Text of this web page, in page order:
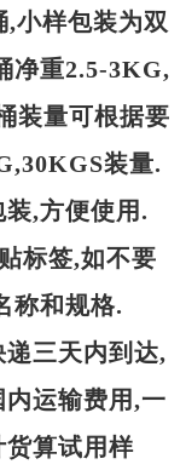
,小样包装为双
净重2.5-3KG,
装量可根据要
装量.
,方便使用.
标签,如不要
称和规格.
递三天内到达,
运输费用,一
算试用样